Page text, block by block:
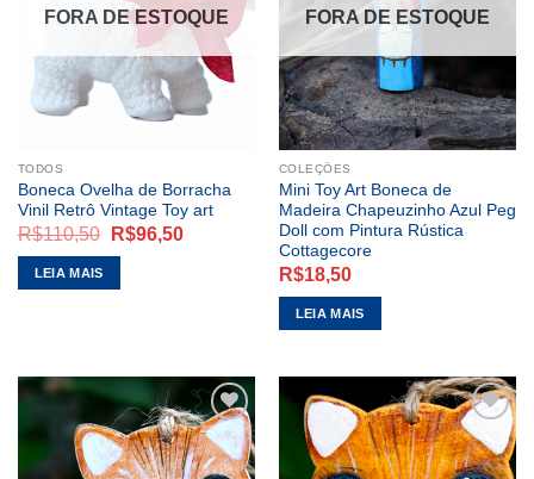
DESEJOS
FORA DE ESTOQUE
TODOS
Boneca Ovelha de Borracha
Vinil Retrô Vintage Toy art
R$110,50 O
preço
era:
R$96,50O
LEIA MAIS
DESEJOS
FORA DE ESTOQUE
COLEÇÕES
Mini Toy Art Boneca de
Madeira Chapeuzinho Azul Peg
Doll com Pintura Rústica
Cottagecore
R$18,50
LEIA MAIS